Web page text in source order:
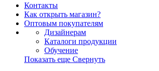
Контакты
Как открыть магазин?
Оптовым покупателям
Дизайнерам
Каталоги продукции
Обучение
Показать еще Свернуть